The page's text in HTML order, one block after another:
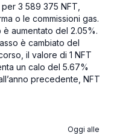
3 589 375 NFT,
o le commissioni gas.
aumentato del 2.05%.
è cambiato del
il valore di 1 NFT
un calo del 5.67%
precedente, NFT
Oggi alle